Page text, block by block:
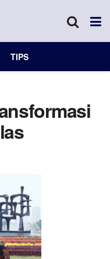
TIPS